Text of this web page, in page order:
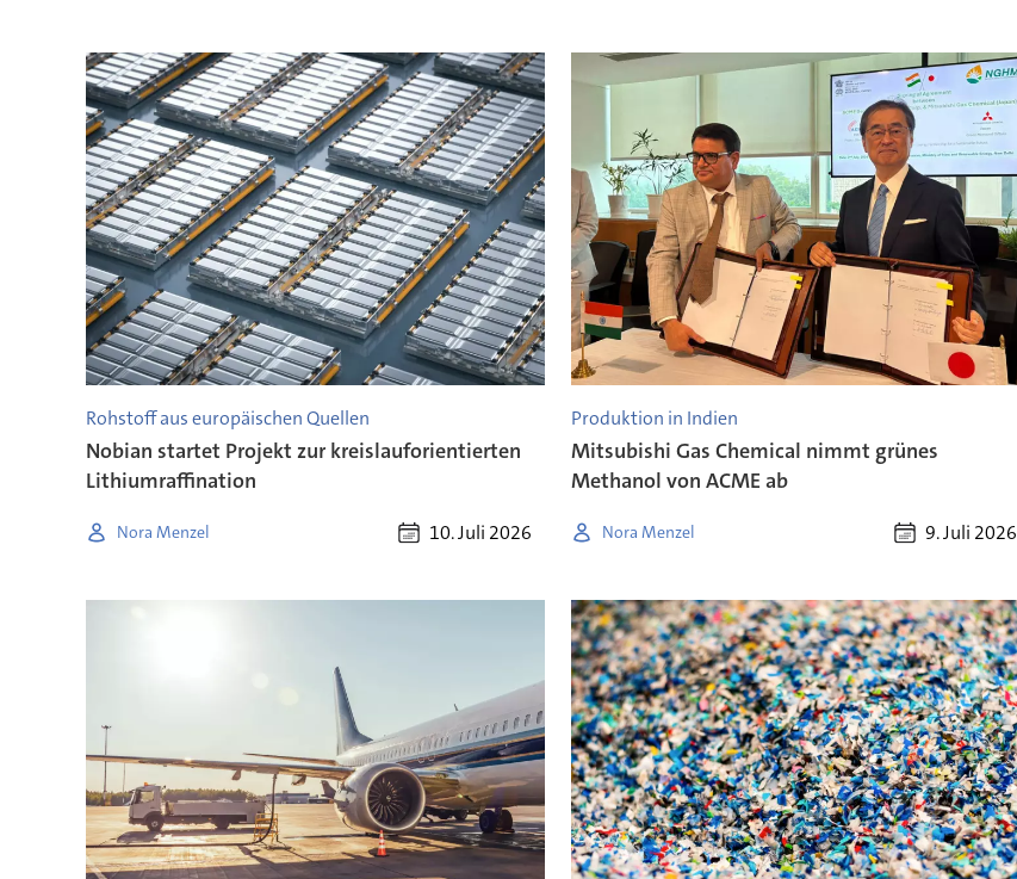
Rohstoff aus europäischen Quellen
Nobian startet Projekt zur kreislauforientierten
Lithiumraffination
Nora Menzel 10. Juli 2026
Produktion in Indien
Mitsubishi Gas Chemical nimmt grünes
Methanol von ACME ab
Nora Menzel 9. Juli 2026